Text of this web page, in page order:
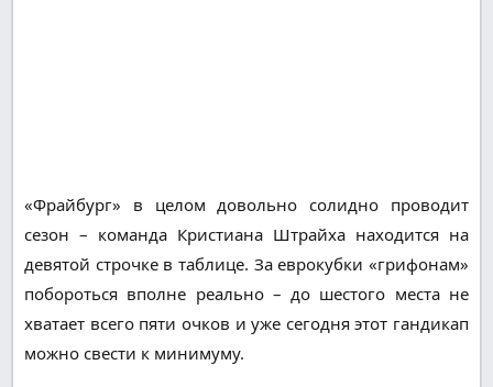
«Фрайбург» в целом довольно солидно проводит
сезон – команда Кристиана Штрайха находится на
девятой строчке в таблице. За еврокубки «грифонам»
побороться вполне реально – до шестого места не
хватает всего пяти очков и уже сегодня этот гандикап
можно свести к минимуму.